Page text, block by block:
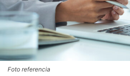
Foto referencia